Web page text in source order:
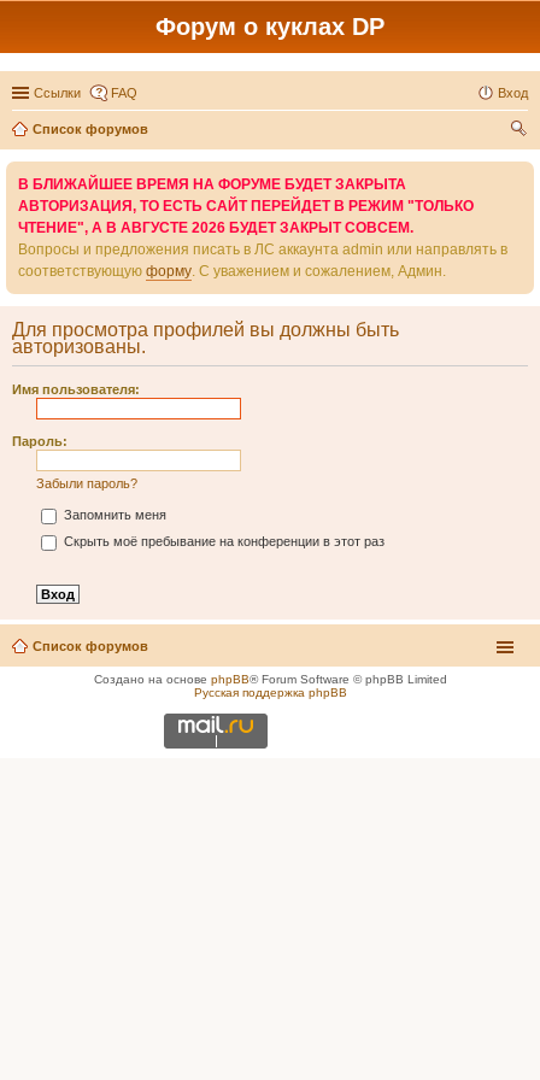
Форум о куклах DP
Ссылки FAQ Вход
Список форумов
В БЛИЖАЙШЕЕ ВРЕМЯ НА ФОРУМЕ БУДЕТ ЗАКРЫТА
АВТОРИЗАЦИЯ, ТО ЕСТЬ САЙТ ПЕРЕЙДЕТ В РЕЖИМ "ТОЛЬКО
ЧТЕНИЕ", А В АВГУСТЕ 2026 БУДЕТ ЗАКРЫТ СОВСЕМ.
Вопросы и предложения писать в ЛС аккаунта admin или направлять в
соответствующую форму. С уважением и сожалением, Админ.
Для просмотра профилей вы должны быть
авторизованы.
Имя пользователя:
Пароль:
Забыли пароль?
Запомнить меня
Скрыть моё пребывание на конференции в этот раз
Список форумов
Создано на основе phpBB® Forum Software © phpBB Limited
Русская поддержка phpBB